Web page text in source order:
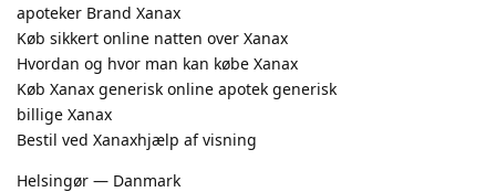
apoteker Brand Xanax
Køb sikkert online natten over Xanax
Hvordan og hvor man kan købe Xanax
Køb Xanax generisk online apotek generisk
billige Xanax
Bestil ved Xanaxhjælp af visning
Helsingør — Danmark